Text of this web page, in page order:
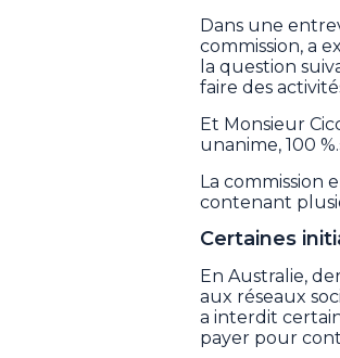
Dans une
commission, a
la question
faire des
Et Monsieur
unanime, 100
La commission
contenant
Certaines
En Australie,
aux réseaux
a interdit
payer pour